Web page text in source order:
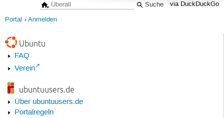
via DuckDuckGo
Portal Anmelden
Ubuntu
FAQ
Verein
ubuntuusers.de
Über ubuntuusers.de
Portalregeln